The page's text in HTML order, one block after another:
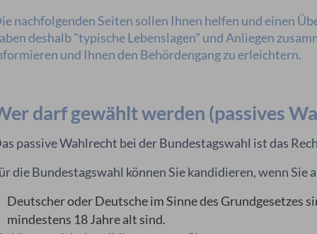
nachfolgenden Seiten sollen Ihnen helfen und einen
deshalb "typische Lebenslagen" und Anliegen
und Ihnen den Behördengang zu erleichtern.
darf gewählt werden (passives
passive Wahlrecht bei der Bundestagswahl ist das
die Bundestagswahl können Sie kandidieren, wenn Sie
Deutscher oder Deutsche im Sinne des Grundgesetzes
mindestens 18 Jahre alt sind.